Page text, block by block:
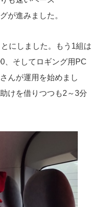
が進みました。
にしました。もう1組は
、そしてロギング用PC
んが運用を始めまし
けを借りつつも2～3分